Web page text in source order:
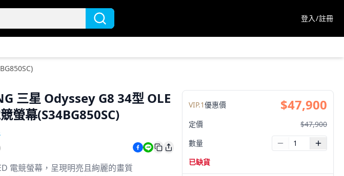
登入/註冊
三星 Odyssey G8 34型 OLE
螢幕(S34BG850SC)
電競螢幕，呈現明亮且絢麗的畫質
VIP.1優惠價 $47,900
定價 $47,900
數量
已缺貨